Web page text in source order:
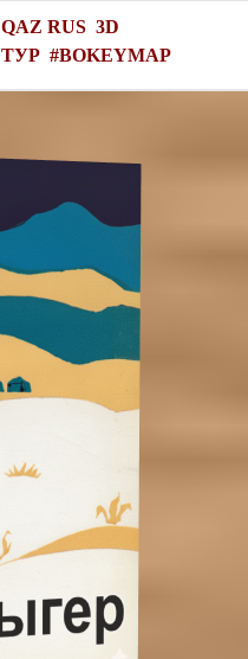
QAZ RUS 3D
ТУР #BOKEYMAP